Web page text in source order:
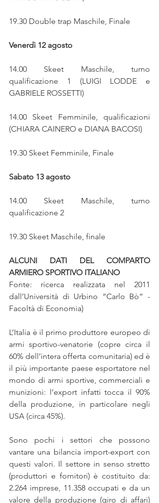
19.30 Double trap Maschile, Finale
Venerdì 12 agosto
14.00 Skeet Maschile, turno
qualificazione 1 (LUIGI LODDE e
GABRIELE ROSSETTI)
14.00 Skeet Femminile, qualificazioni
(CHIARA CAINERO e DIANA BACOSI)
19.30 Skeet Femminile, Finale
Sabato 13 agosto
14.00 Skeet Maschile, turno
qualificazione 2
19.30 Skeet Maschile, finale
ALCUNI DATI DEL COMPARTO
ARMIERO SPORTIVO ITALIANO
Fonte: ricerca realizzata nel 2011
dall’Università di Urbino “Carlo Bò” -
Facoltà di Economia)
L’Italia è il primo produttore europeo di
armi sportivo-venatorie (copre circa il
60% dell’intera offerta comunitaria) ed è
il più importante paese esportatore nel
mondo di armi sportive, commerciali e
munizioni: l’export infatti tocca il 90%
della produzione, in particolare negli
USA (circa 45%).
Sono pochi i settori che possono
vantare una bilancia import-export con
questi valori. Il settore in senso stretto
(produttori e fornitori) è costituito da:
2.264 imprese, 11.358 occupati e da un
valore della produzione (giro di affari)